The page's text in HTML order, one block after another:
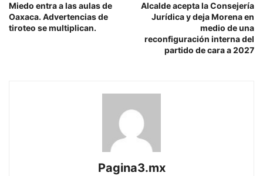
Miedo entra a las aulas de
Oaxaca. Advertencias de
tiroteo se multiplican.
Alcalde acepta la Consejería
Jurídica y deja Morena en
medio de una
reconfiguración interna del
partido de cara a 2027
Pagina3.mx